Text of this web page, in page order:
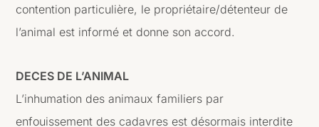
contention particulière, le propriétaire/détenteur de
l’animal est informé et donne son accord.
DECES DE L’ANIMAL
L’inhumation des animaux familiers par
enfouissement des cadavres est désormais interdite